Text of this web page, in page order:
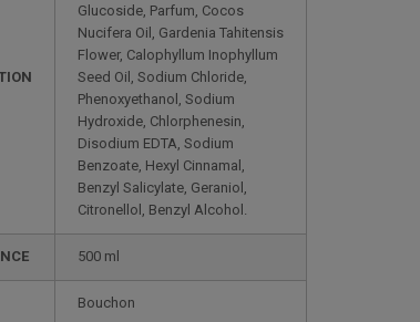
Glucoside, Parfum, Cocos
Nucifera Oil, Gardenia Tahitensis
Flower, Calophyllum Inophyllum
Seed Oil, Sodium Chloride,
Phenoxyethanol, Sodium
Hydroxide, Chlorphenesin,
Disodium EDTA, Sodium
Benzoate, Hexyl Cinnamal,
Benzyl Salicylate, Geraniol,
Citronellol, Benzyl Alcohol.
500 ml
Bouchon